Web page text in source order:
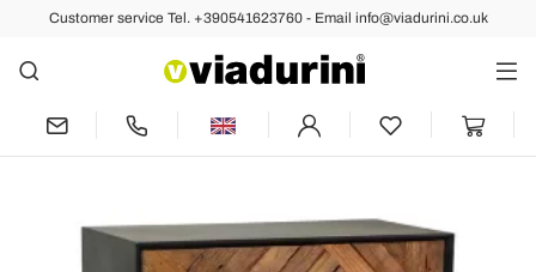
Customer service Tel. +390541623760 - Email info@viadurini.co.uk
Back Previous Next
Black Metal Living Room Cabinet with 3
Wooden Drawers - Wreck